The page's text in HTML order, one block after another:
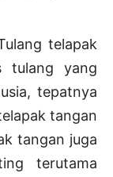
telapak
tulang yang
tepatnya
tangan
tangan juga
terutama